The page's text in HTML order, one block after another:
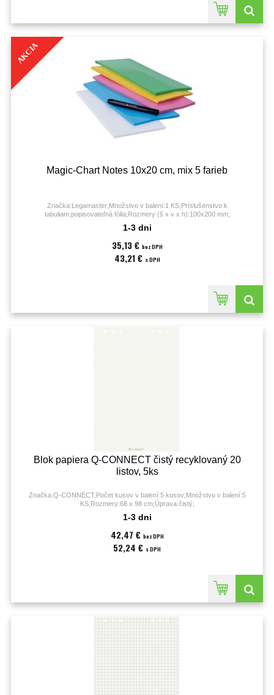
AKCIA
Magic-Chart Notes 10x20 cm, mix 5 farieb
Značka:Legamaster;Množstvo v balení:1 KS;Príslušenstvo k
tabuliam:popisovateľná fólia;Rozmery (š x v x h):100x200 mm;
1-3 dni
35,13 € bez DPH
43,21 € s DPH
Blok papiera Q-CONNECT čistý recyklovaný 20
listov, 5ks
Značka:Q-CONNECT;Počet kusov v balení:5 kusov;Množstvo v balení:5
KS;Rozmery:68 x 98 cm;Úprava:čistý;
1-3 dni
42,47 € bez DPH
52,24 € s DPH